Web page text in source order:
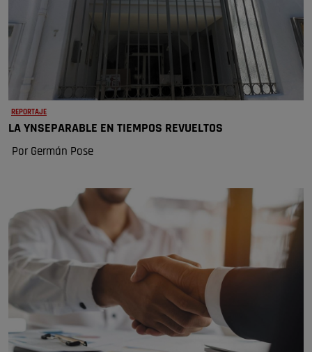
REPORTAJE
LA YNSEPARABLE EN TIEMPOS REVUELTOS
Por Germán Pose